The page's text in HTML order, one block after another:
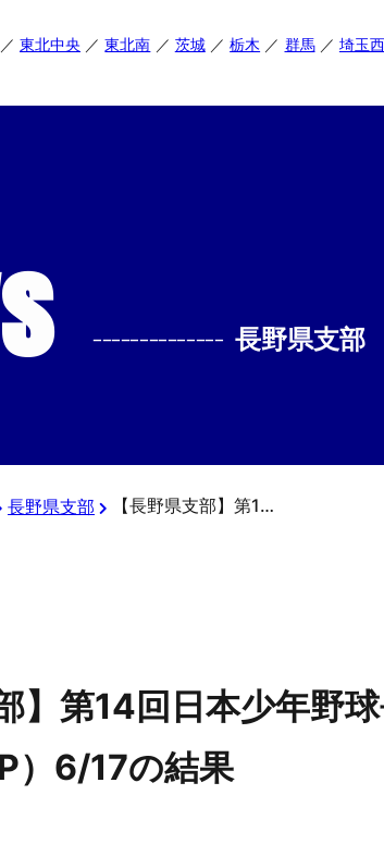
東北中央 東北南 茨城 栃木 群馬 埼玉西
-------------- 長野県支部
長野県支部 【長野県支部】第14回日本少年野球長野県支部夏季大会（第2回KENKO CUP）6/17の結果
】第14回日本少年野
）6/17の結果